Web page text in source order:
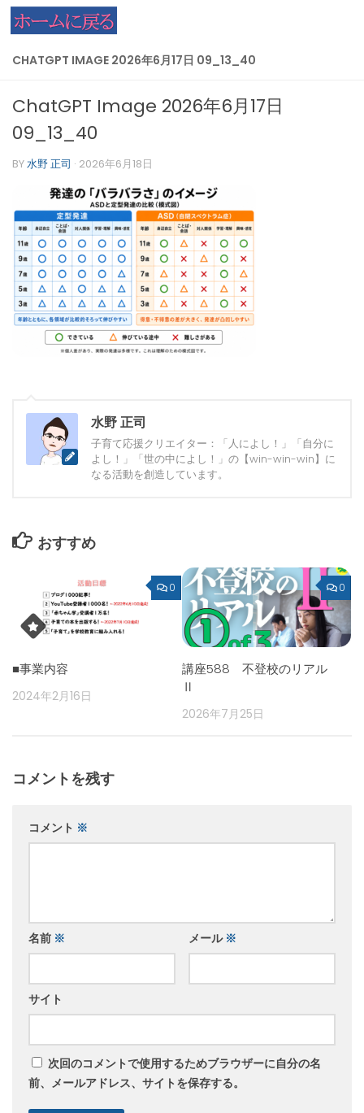
コンテンツへスキップ
CHATGPT IMAGE 2026年6月17日 09_13_40
ChatGPT Image 2026年6月17日
09_13_40
BY水野 正司 · 2026年6月18日
水野 正司
子育て応援クリエイター：「人によし！」「自分に
よし！」「世の中によし！」の【win-win-win】に
なる活動を創造しています。
おすすめ
0
■事業内容
2024年2月16日
0
講座588 不登校のリアル
Ⅱ
2026年7月25日
コメントを残す
コメント ※
名前 ※ メール ※
サイト
次回のコメントで使用するためブラウザーに自分の名
前、メールアドレス、サイトを保存する。